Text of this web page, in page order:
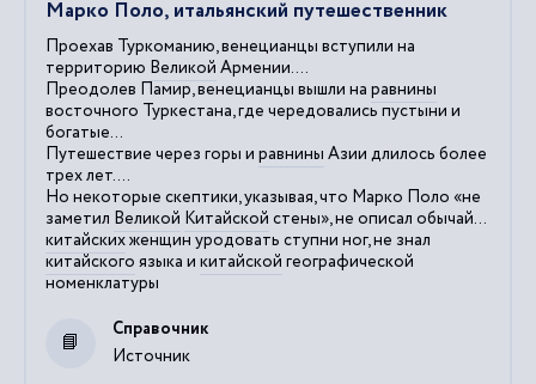
Марко Поло, итальянский путешественник
Проехав Туркоманию, венецианцы вступили на
территорию Великой Армении....
Преодолев Памир, венецианцы вышли на равнины
восточного Туркестана, где чередовались пустыни и
богатые...
Путешествие через горы и равнины Азии длилось более
трех лет....
Но некоторые скептики, указывая, что Марко Поло «не
заметил Великой Китайской стены», не описал обычай...
китайскихженщин уродовать ступни ног, не знал
китайского языка и китайской географической
номенклатуры
Источник
Справочник